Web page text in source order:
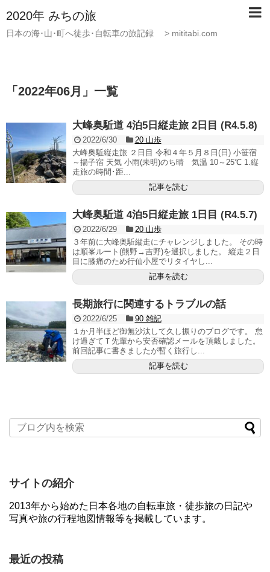
2020年 みちの旅
日本の海･山･町へ徒歩･自転車の旅記録 > mititabi.com
「 2022年06月 」 一覧
大峰奥駈道 4泊5日縦走旅 2日目 (R4.5.8)
2022/6/30
20 山歩
大峰奥駈縦走旅 ２日目 令和４年５月８日(日) 小笹宿
～揚子宿 天気 小雨(未明)のち晴 気温 10～25℃ 1.縦
走旅の時間･距...
記事を読む
大峰奥駈道 4泊5日縦走旅 1日目 (R4.5.7)
2022/6/29
20 山歩
３年前に大峰奥駈縦走にチャレンジしました。 その時
は順峯ルート(熊野→吉野)を選択しました。 縦走２日
目に膝痛のため行仙小屋でリタイヤし...
記事を読む
長期旅行に関連するトラブルの話
2022/6/25
90 雑記
１か月半ほど御無沙汰して久し振りのブログです。 怠
け過ぎてＴ先輩から安否確認メールを頂戴しました。
前回記事に書きましたが暫く旅行し...
記事を読む
サイトの紹介
2013年から始めた日本各地の自転車旅・徒歩旅の日記や
写真や旅の行程地図情報等を掲載しています。
最近の投稿